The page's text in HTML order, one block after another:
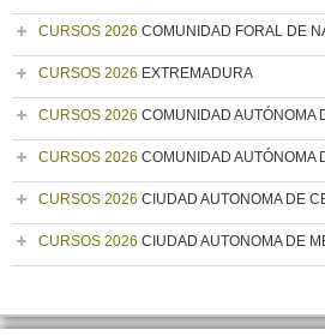
CURSOS 2026 COMUNIDAD FORAL DE
CURSOS 2026 EXTREMADURA
CURSOS 2026 COMUNIDAD AUTÓNOMA
CURSOS 2026 COMUNIDAD AUTÓNOMA
CURSOS 2026 CIUDAD AUTONOMA DE
CURSOS 2026 CIUDAD AUTONOMA DE